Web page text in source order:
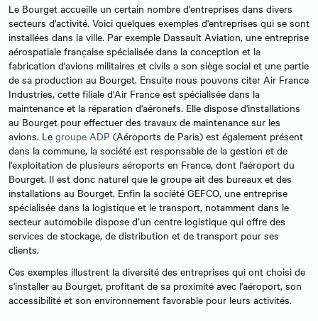
Le Bourget accueille un certain nombre d'entreprises dans divers
secteurs d'activité. Voici quelques exemples d'entreprises qui se sont
installées dans la ville. Par exemple Dassault Aviation, une entreprise
aérospatiale française spécialisée dans la conception et la
fabrication d'avions militaires et civils a son siège social et une partie
de sa production au Bourget. Ensuite nous pouvons citer Air France
Industries, cette filiale d'Air France est spécialisée dans la
maintenance et la réparation d'aéronefs. Elle dispose d'installations
au Bourget pour effectuer des travaux de maintenance sur les
avions. Le groupe ADP (Aéroports de Paris) est également présent
dans la commune, la société est responsable de la gestion et de
l'exploitation de plusieurs aéroports en France, dont l'aéroport du
Bourget. Il est donc naturel que le groupe ait des bureaux et des
installations au Bourget. Enfin la société GEFCO, une entreprise
spécialisée dans la logistique et le transport, notamment dans le
secteur automobile dispose d’un centre logistique qui offre des
services de stockage, de distribution et de transport pour ses
clients.
Ces exemples illustrent la diversité des entreprises qui ont choisi de
s'installer au Bourget, profitant de sa proximité avec l'aéroport, son
accessibilité et son environnement favorable pour leurs activités.